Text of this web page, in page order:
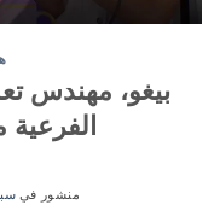
بيغو، مهندس
منشور في